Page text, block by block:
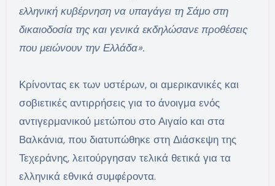
ελληνική κυβέρνηση να υπαγάγει τη Σάμο στη
δικαιοδοσία της και γενικά εκδηλώσανε προθέσεις
που μειώνουν την Ελλάδα».
Κρίνοντας εκ των υστέρων, οι αμερικανικές και
σοβιετικές αντιρρήσεις για το άνοιγμα ενός
αντιγερμανικού μετώπου στο Αιγαίο και στα
Βαλκάνια, που διατυπώθηκε στη Διάσκεψη της
Τεχεράνης, λειτούργησαν τελικά θετικά για τα
ελληνικά εθνικά συμφέροντα.